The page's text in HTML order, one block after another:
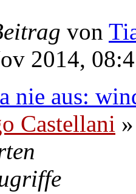
von
2014,
nie aus:
Castellani